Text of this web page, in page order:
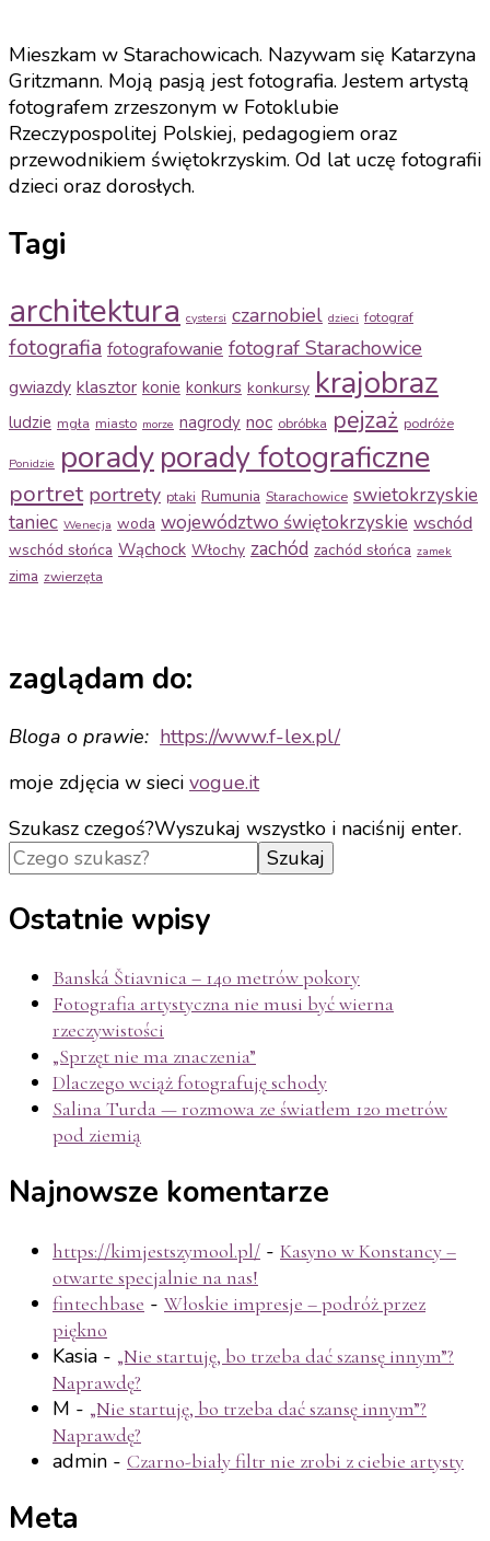
Mieszkam w Starachowicach. Nazywam się Katarzyna
Gritzmann. Moją pasją jest fotografia. Jestem artystą
fotografem zrzeszonym w Fotoklubie
Rzeczypospolitej Polskiej, pedagogiem oraz
przewodnikiem świętokrzyskim. Od lat uczę fotografii
dzieci oraz dorosłych.
Tagi
architektura cystersi czarnobiel dzieci fotograf
fotografia fotografowanie fotograf Starachowice
gwiazdy klasztor konie konkurs konkursy krajobraz
ludzie mgła miasto morze nagrody noc obróbka pejzaż podróże
Ponidzie poradyporady fotograficzne
portret portrety ptaki Rumunia Starachowice swietokrzyskie
taniec Wenecja woda województwo świętokrzyskie wschód
wschód słońca Wąchock Włochy zachód zachód słońca zamek
zima zwierzęta
zaglądam do:
Bloga o prawie: https://www.f-lex.pl/
moje zdjęcia w sieci vogue.it
Szukasz czegoś?Wyszukaj wszystko i naciśnij enter.
Ostatnie wpisy
Banská Štiavnica – 140 metrów pokory
Fotografia artystyczna nie musi być wierna
rzeczywistości
„Sprzęt nie ma znaczenia”
Dlaczego wciąż fotografuję schody
Salina Turda — rozmowa ze światłem 120 metrów
pod ziemią
Najnowsze komentarze
https://kimjestszymool.pl/ - Kasyno w Konstancy –
otwarte specjalnie na nas!
fintechbase - Włoskie impresje – podróż przez
piękno
Kasia - „Nie startuję, bo trzeba dać szansę innym”?
Naprawdę?
M - „Nie startuję, bo trzeba dać szansę innym”?
Naprawdę?
admin - Czarno-biały filtr nie zrobi z ciebie artysty
Meta